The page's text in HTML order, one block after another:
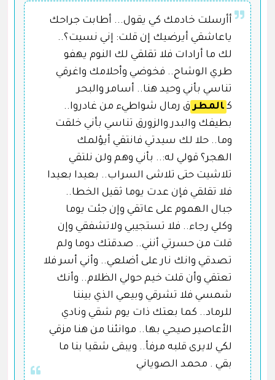
أأرسلت خادمك كي يقول... أطابت جراحك
ياعاشقي أيرضيك إن قلت: إني نسيت؟..
لك ما أرادات فلا تقلقي لك النوم يهفو
طري الوشاح.. فخوضي وأحلامك واغرقي
تناسي بأني وحيد هنا.. أسامر والبحر
ك المطر ق رمال شواطيء من غادروا..
بطيفك والبدر والزورق تناسي بأني خلقت
وما.. حلا لك سيدتي فانتقي أيؤلمك
الهجر؟ قولي له:.. بأني وهم ولن نلتقي
تلاشيت حتى تلاشى السراب.. بعيدا بعيدا
فلا تقلقي فإن عدت يوما ثقيل الخطا..
جبال الهموم على عاتقي وإن جئت يوما
وكلي رجاء.. فلا تستجيبي ولاتشفقي وإن
قلت من حسرتي أنني.. صدقتك دوما ولم
تصدقي وانك نار على أضلعي.. وأني أسر فلا
تعتقي وأن قلت خيم حولي الظلام.. وأنك
شمسي فلا تشرقي وبيعي الذي بيننا
للرماد.. كما بعتك ذات يوم شقي ونادي
الأعاصير صيحي بها.. موانئنا من هنا مزقي
لكي لايرى قلبه مرفأ.. ويبقى شقيا بنا ما
بقي . محمد الصوياني